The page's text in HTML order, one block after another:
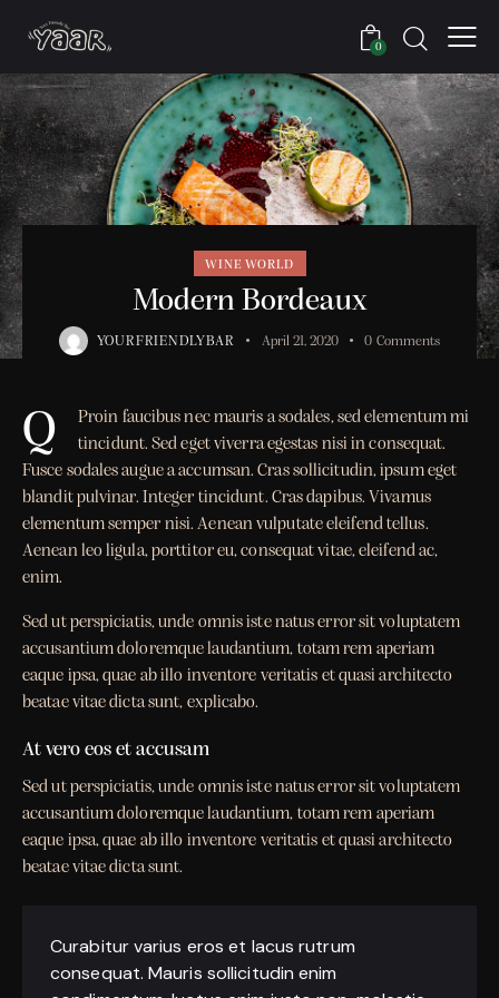
0
WINE WORLD
Modern Bordeaux
YOURFRIENDLYBAR April 21, 2020 0 Comments
Q
Proin faucibus nec mauris a sodales, sed elementum mi
tincidunt. Sed eget viverra egestas nisi in consequat.
Fusce sodales augue a accumsan. Cras sollicitudin, ipsum eget
blandit pulvinar. Integer tincidunt. Cras dapibus. Vivamus
elementum semper nisi. Aenean vulputate eleifend tellus.
Aenean leo ligula, porttitor eu, consequat vitae, eleifend ac,
enim.
Sed ut perspiciatis, unde omnis iste natus error sit voluptatem
accusantium doloremque laudantium, totam rem aperiam
eaque ipsa, quae ab illo inventore veritatis et quasi architecto
beatae vitae dicta sunt, explicabo.
At vero eos et accusam
Sed ut perspiciatis, unde omnis iste natus error sit voluptatem
accusantium doloremque laudantium, totam rem aperiam
eaque ipsa, quae ab illo inventore veritatis et quasi architecto
beatae vitae dicta sunt.
Curabitur varius eros et lacus rutrum
consequat. Mauris sollicitudin enim